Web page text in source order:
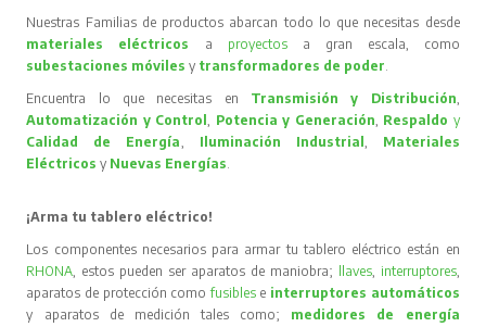
Nuestras Familias de productos abarcan todo lo que necesitas desde
materiales eléctricos
a proyectos
a gran escala, como
subestaciones móvilesy transformadores de poder.
Encuentra lo que necesitas en Transmisión y Distribución,
Automatización y Control, Potencia y Generación, Respaldo y
Calidad de Energía, Iluminación Industrial , Materiales
Eléctricos y Nuevas Energías.
¡Arma tu tablero eléctrico!
Los componentes necesarios para armar tu tablero eléctrico están en
RHONA, estos pueden ser aparatos de maniobra; llaves, interruptores,
aparatos de protección comofusibles e interruptores automáticos
y aparatos de medición tales como; medidores de energía